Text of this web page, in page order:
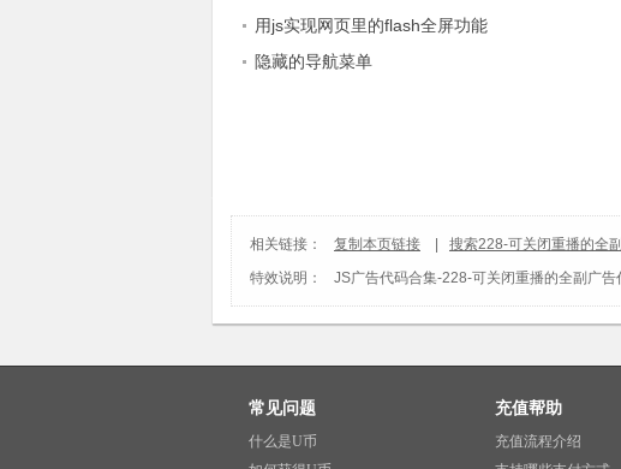
用js实现网页里的flash全屏功能
隐藏的导航菜单
相关链接： 复制本页链接
搜索228-可关闭重播的全
特效说明：
JS广告代码合集-228-可关闭重播的全副广告
常见问题
什么是U币
充值帮助
充值流程介绍